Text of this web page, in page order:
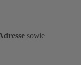
sowie